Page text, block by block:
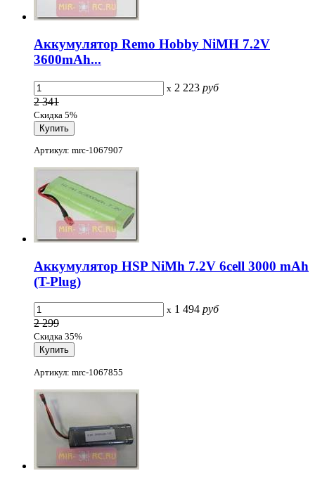
Аккумулятор Remo Hobby NiMH 7.2V
3600mAh...
x 2 223 руб
2 341
Скидка 5%
Артикул: mrc-1067907
Аккумулятор HSP NiMh 7.2V 6cell 3000 mAh
(T-Plug)
x 1 494 руб
2 299
Скидка 35%
Артикул: mrc-1067855